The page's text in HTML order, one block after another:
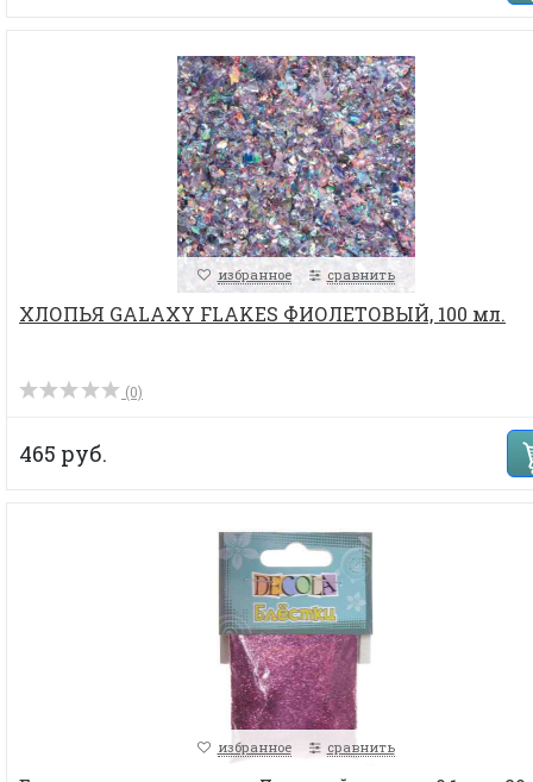
избранное сравнить
ХЛОПЬЯ GALAXY FLAKES ФИОЛЕТОВЫЙ, 100 мл.
(0)
465 руб.
избранное сравнить